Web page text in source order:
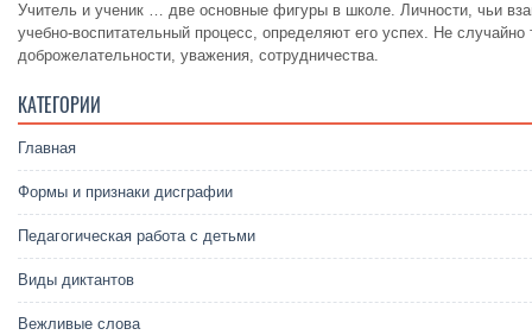
Учитель и ученик … две основные фигуры в школе. Личности, чьи
учебно-воспитательный процесс, определяют его успех. Не
доброжелательности, уважения, сотрудничества.
КАТЕГОРИИ
Главная
Формы и признаки дисграфии
Педагогическая работа с детьми
Виды диктантов
Вежливые слова